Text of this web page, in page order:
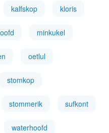
kalfskop kloris
minkukel
oetlul
stomkop
stommerik sufkont
waterhoofd